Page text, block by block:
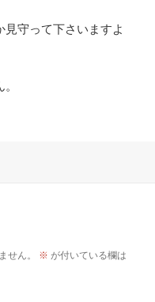
守って下さいますよ
せん。 ※ が付いている欄は